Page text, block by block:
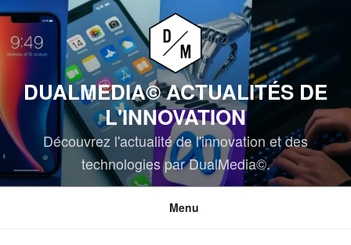
Aller
au
contenu
DUALMEDIA© ACTUALITÉS DE
L'INNOVATION
Découvrez l'actualité de l'innovation et des
technologies par DualMedia©.
Menu